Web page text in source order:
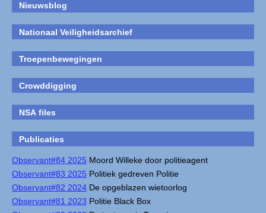
Nieuwsblog
Nationaal Veiligheidsarchief
Troepenbewegingen
Crowddigging
NSA files
Publicaties
Observant#84 2025 Moord Willeke door politieagent
Observant#83 2025 Politiek gedreven Politie
Observant#82 2024 De opgeblazen wietoorlog
Observant#81 2023 Politie Black Box